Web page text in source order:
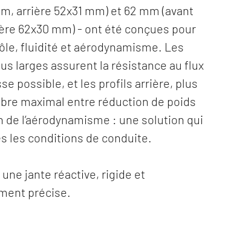
arrière 52x31 mm) et 62 mm (avant
62x30 mm) - ont été conçues pour
fluidité et aérodynamisme. Les
larges assurent la résistance au flux
possible, et les profils arrière, plus
maximal entre réduction de poids
l’aérodynamisme : une solution qui
les conditions de conduite.
jante réactive, rigide et
précise.